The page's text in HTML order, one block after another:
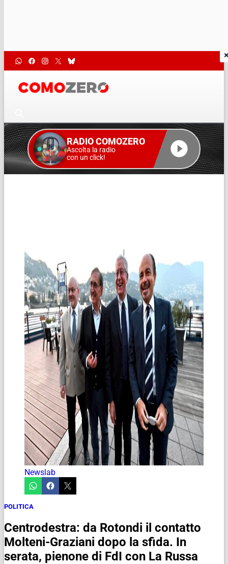
RADIO COMOZERO
Ascolta la radio
con un click!
Newslab
POLITICA
Centrodestra: da Rotondi il contatto
Molteni-Graziani dopo la sfida. In
serata, pienone di FdI con La Russa